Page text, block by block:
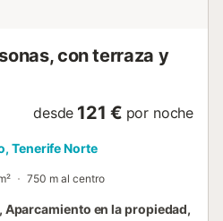
con terraza y
desde 121 € por noche
Tenerife Norte
750 m al centro
en la propiedad,